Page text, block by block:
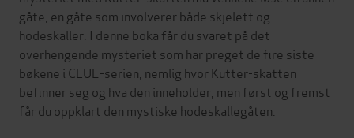
gåte, en gåte som involverer både skjelett og
hodeskaller. I denne boka får du svaret på det
overhengende mysteriet som har preget de fire siste
bøkene i CLUE-serien, nemlig hvor Kutter-skatten
befinner seg og hva den inneholder, men først og fremst
får du oppklart den mystiske hodeskallegåten.